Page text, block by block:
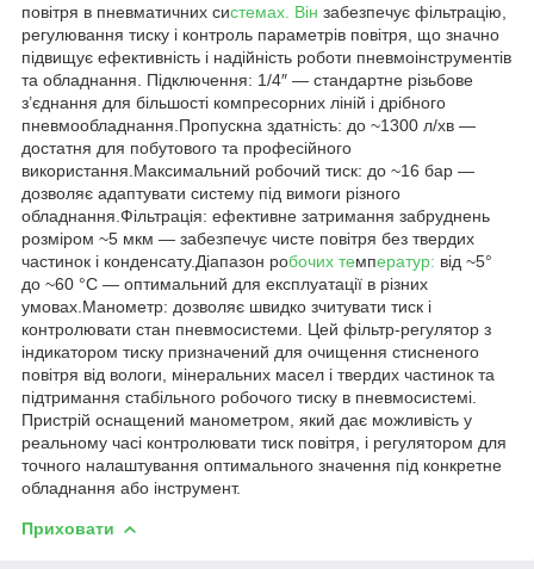
повітря в пневматичних системах. Він забезпечує фільтрацію,
регулювання тиску і контроль параметрів повітря, що значно
підвищує ефективність і надійність роботи пневмоінструментів
та обладнання. Підключення: 1/4″ — стандартне різьбове
з’єднання для більшості компресорних ліній і дрібного
пневмообладнання.Пропускна здатність: до ~1300 л/хв —
достатня для побутового та професійного
використання.Максимальний робочий тиск: до ~16 бар —
дозволяє адаптувати систему під вимоги різного
обладнання.Фільтрація: ефективне затримання забруднень
розміром ~5 мкм — забезпечує чисте повітря без твердих
частинок і конденсату.Діапазон робочих температур: від ~5°
до ~60 °C — оптимальний для експлуатації в різних
умовах.Манометр: дозволяє швидко зчитувати тиск і
контролювати стан пневмосистеми. Цей фільтр-регулятор з
індикатором тиску призначений для очищення стисненого
повітря від вологи, мінеральних масел і твердих частинок та
підтримання стабільного робочого тиску в пневмосистемі.
Пристрій оснащений манометром, який дає можливість у
реальному часі контролювати тиск повітря, і регулятором для
точного налаштування оптимального значення під конкретне
обладнання або інструмент.
Приховати